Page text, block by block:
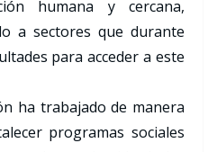
humana y cercana,
a sectores que durante
para acceder a este
ha trabajado de manera
programas sociales